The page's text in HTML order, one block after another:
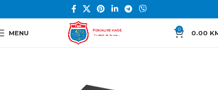
MENU 0 0.00